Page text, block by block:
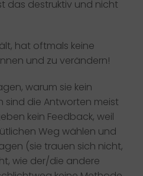
das destruktiv und nicht
hat oftmals keine
und zu verändern!
warum sie kein
sind die Antworten meist
kein Feedback, weil
Weg wählen und
(sie trauen sich nicht,
wie der/die andere